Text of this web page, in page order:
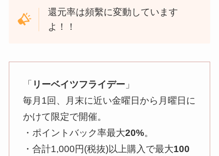
還元率は頻繫に変動しています
よ！！
「 リーベイツフライデー 」
毎月1回、月末に近い金曜日から月曜日に
かけて限定で開催。
・ポイントバック率最大20%。
・合計1,000円(税抜)以上購入で最大100